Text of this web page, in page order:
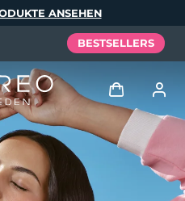
ANSEHEN
BESTSELLERS
Anmelden
Benutzerkonto